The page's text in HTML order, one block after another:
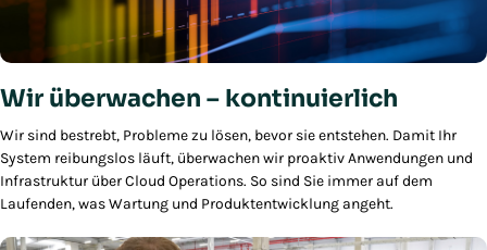
Wir überwachen – kontinuierlich
Wir sind bestrebt, Probleme zu lösen, bevor sie entstehen. Damit Ihr
System reibungslos läuft, überwachen wir proaktiv Anwendungen und
Infrastruktur über Cloud Operations. So sind Sie immer auf dem
Laufenden, was Wartung und Produktentwicklung angeht.